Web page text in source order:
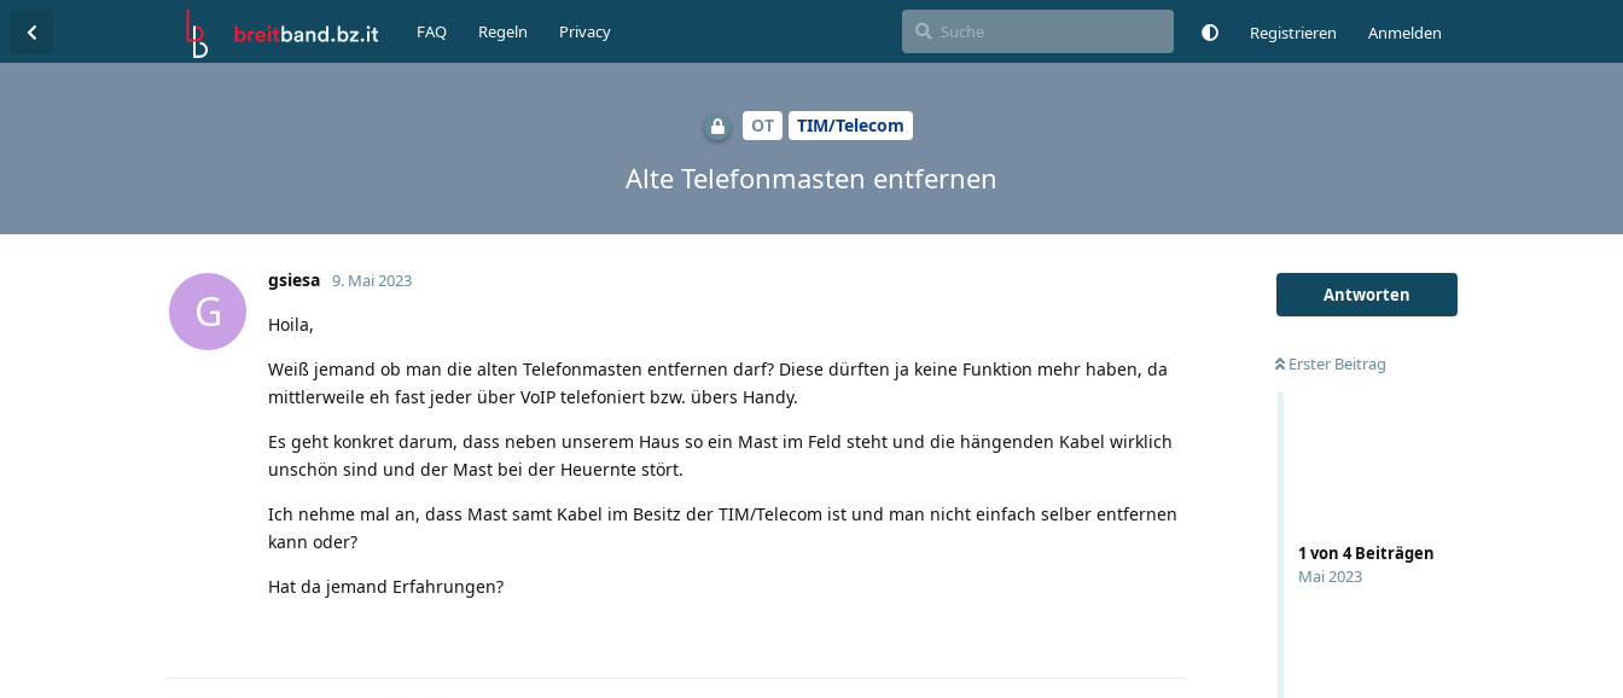
FAQ Regeln Privacy Registrieren Anmelden
OT TIM/Telecom
Alte Telefonmasten entfernen
Antworten
Erster Beitrag
1 von 4Beiträgen
Mai 2023
G
gsiesa 9. Mai 2023
Hoila,
Weiß jemand ob man die alten Telefonmasten entfernen darf? Diese dürften ja keine Funktion mehr haben, da
mittlerweile eh fast jeder über VoIP telefoniert bzw. übers Handy.
Es geht konkret darum, dass neben unserem Haus so ein Mast im Feld steht und die hängenden Kabel wirklich
unschön sind und der Mast bei der Heuernte stört.
Ich nehme mal an, dass Mast samt Kabel im Besitz der TIM/Telecom ist und man nicht einfach selber entfernen
kann oder?
Hat da jemand Erfahrungen?